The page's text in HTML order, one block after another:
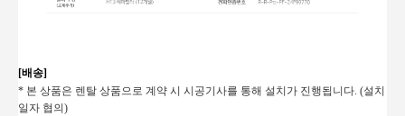
[배송]
* 본 상품은 렌탈 상품으로 계약 시 시공기사를 통해 설치가 진행됩니다. (설치
일자 협의)